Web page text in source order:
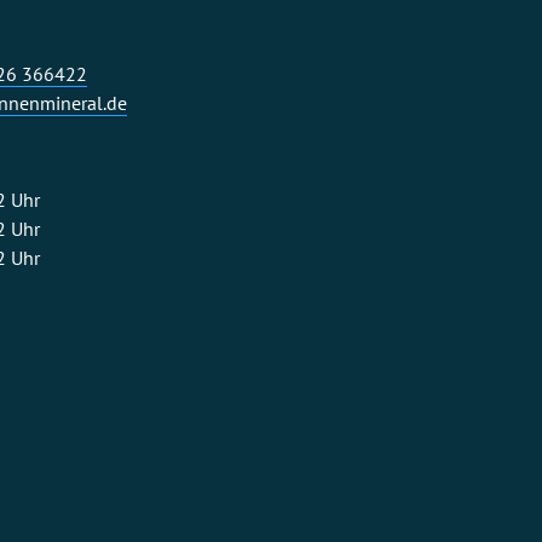
366422
Uhr
Uhr
Uhr